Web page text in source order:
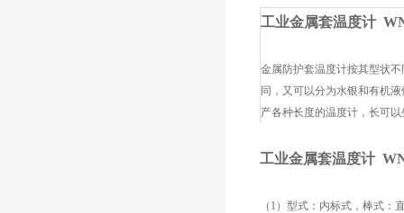
工业金属套温度计
金属防护套温度计按其型状不
同，又可以分为水银和有机
产各种长度的温度计，长可
工业金属套温度计
（1）型式：内标式，棒式：